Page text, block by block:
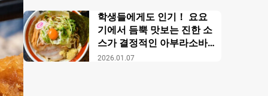
2026.01.07
학생들에게도 인기！ 요요
기에서 듬뿍 맛보는 진한 소
스가 결정적인 아부라소바
【무사시노 아부라 각카